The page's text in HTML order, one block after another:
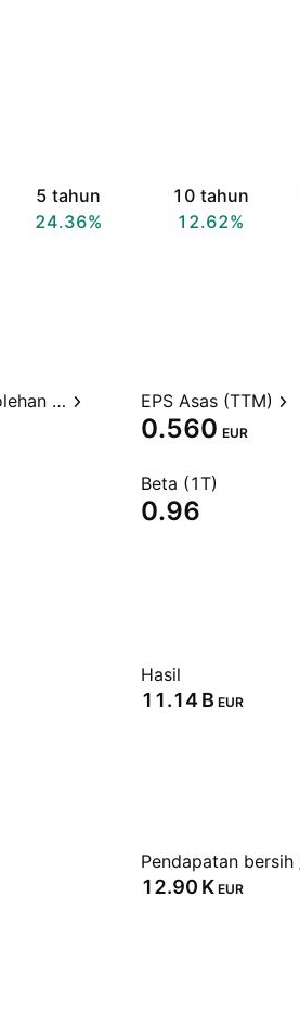
5 tahun
24.36%
10 tahun
12.62%
Nisbah harga kepada perolehan (TTM) EPS Asas (TTM)
0.560 EUR
Beta (1T)
0.96
Hasil
‪11.14 B‬ EUR
Pendapatan
‪12.90 K‬ EUR